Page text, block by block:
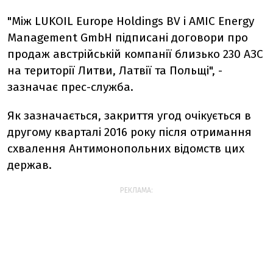
"Між LUKOIL Europe Holdings BV і AMIC Energy
Management GmbH підписані договори про
продаж австрійській компанії близько 230 АЗС
на території Литви, Латвії та Польщі", -
зазначає прес-служба.
Як зазначається, закриття угод очікується в
другому кварталі 2016 року після отримання
схвалення Антимонопольних відомств цих
держав.
РЕКЛАМА: